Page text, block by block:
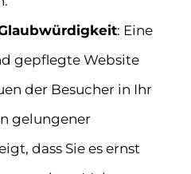
: Eine
gepflegte Website
der Besucher in Ihr
gelungener
dass Sie es ernst